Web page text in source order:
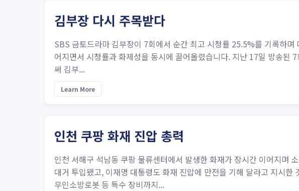
김부장 다시 주목받다
SBS 금토드라마 김부장이 7회에서 순간 최고 시청률 25.5%를 기록하
어지면서 시청률과 화제성을 동시에 끌어올렸습니다. 지난 17일 방송
써 김부...
Learn More
인천 쿠팡 화재 진압 총력
인천 서해구 석남동 쿠팡 물류센터에서 발생한 화재가 장시간 이어지며
대거 투입됐고, 이재명 대통령도 화재 진압에 만전을 기해 달라고 지시
무인소방로봇 등 특수 장비까지...